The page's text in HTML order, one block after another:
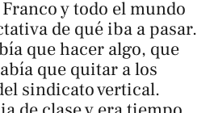
y todo el mundo
de qué iba a pasar.
que hacer algo, que
que quitar a los
sindicato vertical.